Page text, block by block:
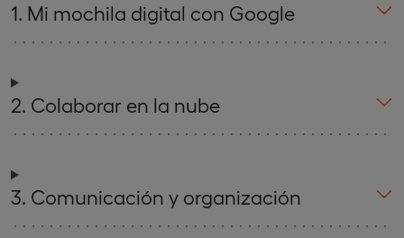
1. Mi mochila digital con Google
2. Colaborar en la nube
3. Comunicación y organización